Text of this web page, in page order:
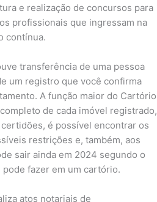
e realização de concursos para
profissionais que ingressam na
contínua.
transferência de uma pessoa
um registro que você confirma
A função maior do Cartório
de cada imóvel registrado,
é possível encontrar os
restrições e, também, aos
sair ainda em 2024 segundo o
fazer em um cartório.
atos notariais de